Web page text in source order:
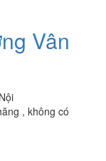
Vân
, không có